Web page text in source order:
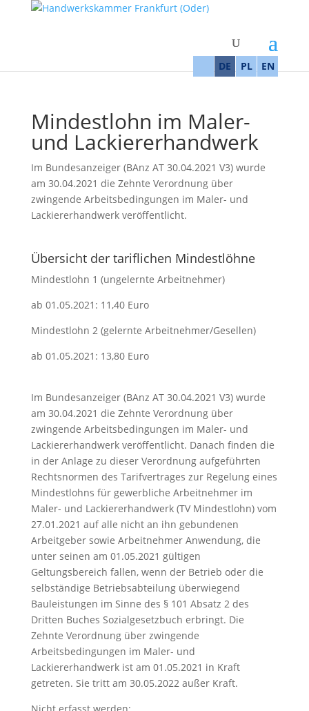
DE PL EN
Mindestlohn im Maler-
und Lackiererhandwerk
Im Bundesanzeiger (BAnz AT 30.04.2021 V3) wurde
am 30.04.2021 die Zehnte Verordnung über
zwingende Arbeitsbedingungen im Maler- und
Lackiererhandwerk veröffentlicht.
Übersicht der tariflichen Mindestlöhne
Mindestlohn 1 (ungelernte Arbeitnehmer)
ab 01.05.2021: 11,40 Euro
Mindestlohn 2 (gelernte Arbeitnehmer/Gesellen)
ab 01.05.2021: 13,80 Euro
Im Bundesanzeiger (BAnz AT 30.04.2021 V3) wurde
am 30.04.2021 die Zehnte Verordnung über
zwingende Arbeitsbedingungen im Maler- und
Lackiererhandwerk veröffentlicht. Danach finden die
in der Anlage zu dieser Verordnung aufgeführten
Rechtsnormen des Tarifvertrages zur Regelung eines
Mindestlohns für gewerbliche Arbeitnehmer im
Maler- und Lackiererhandwerk (TV Mindestlohn) vom
27.01.2021 auf alle nicht an ihn gebundenen
Arbeitgeber sowie Arbeitnehmer Anwendung, die
unter seinen am 01.05.2021 gültigen
Geltungsbereich fallen, wenn der Betrieb oder die
selbständige Betriebsabteilung überwiegend
Bauleistungen im Sinne des § 101 Absatz 2 des
Dritten Buches Sozialgesetzbuch erbringt. Die
Zehnte Verordnung über zwingende
Arbeitsbedingungen im Maler- und
Lackiererhandwerk ist am 01.05.2021 in Kraft
getreten. Sie tritt am 30.05.2022 außer Kraft.